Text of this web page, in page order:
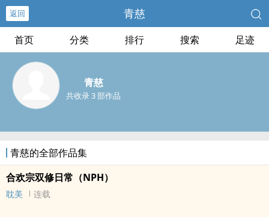
返回 青慈
首页 分类 排行 搜索 足迹
青慈
共收录 3 部作品
青慈的全部作品集
合欢宗双修日常（NPH）
耽美 连载